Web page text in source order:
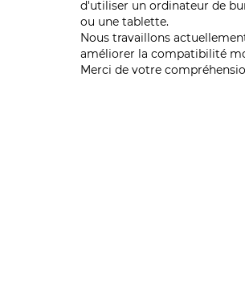
d'utiliser un ordinateur de
ou une tablette.
Nous travaillons
améliorer la compatibilité
Merci de votre